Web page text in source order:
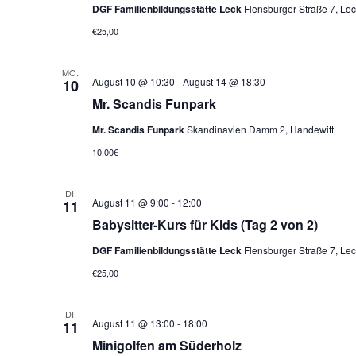
DGF Familienbildungsstätte Leck Flensburger Straße 7,
€25,00
MO.
10
Mr. Scandis Funpark
August 10 @ 10:30 -August 14 @ 18:30
Mr. Scandis FunparkSkandinavien Damm 2, Handewitt
10,00€
DI.
11
Babysitter-Kurs für Kids (Tag 2 von 2)
August 11 @ 9:00 - 12:00
DGF Familienbildungsstätte Leck Flensburger Straße 7,
€25,00
DI.
11
Minigolfen am Süderholz
August 11 @ 13:00 - 18:00